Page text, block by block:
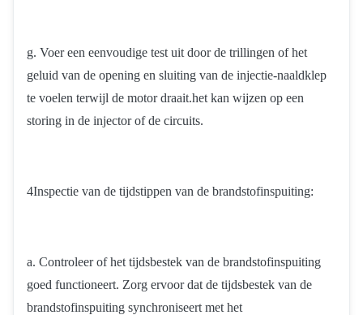
g. Voer een eenvoudige test uit door de trillingen of het
geluid van de opening en sluiting van de injectie-naaldklep
te voelen terwijl de motor draait.het kan wijzen op een
storing in de injector of de circuits.
4Inspectie van de tijdstippen van de brandstofinspuiting:
a. Controleer of het tijdsbestek van de brandstofinspuiting
goed functioneert. Zorg ervoor dat de tijdsbestek van de
brandstofinspuiting synchroniseert met het